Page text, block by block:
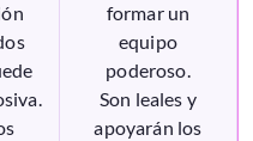
formar un
equipo
poderoso.
Son leales y
apoyarán los